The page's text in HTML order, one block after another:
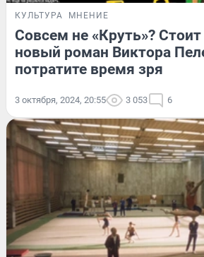
КУЛЬТУРА МНЕНИЕ
Совсем не «Круть»?
новый роман Виктора
потратите время зря
3 октября, 2024, 20:55 3 053 6